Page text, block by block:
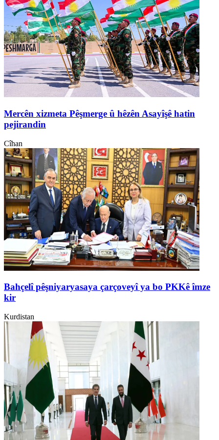
Mercên xizmeta Pêşmerge û hêzên Asayîşê hatin
pejirandin
Cîhan
Bahçelî pêşniyaryasaya çarçoveyî ya bo PKKê îmze
kir
Kurdistan